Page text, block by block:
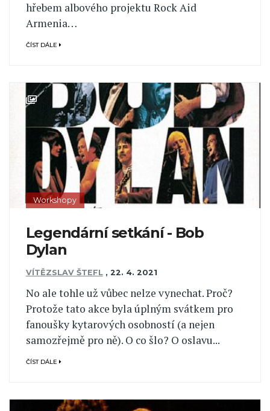
hřebem albového projektu Rock Aid
Armenia…
ČÍST DÁLE
Workshopy
Legendární setkání - Bob
Dylan
VÍTĚZSLAV ŠTEFL , 22. 4. 2021
No ale tohle už vůbec nelze vynechat. Proč?
Protože tato akce byla úplným svátkem pro
fanoušky kytarových osobností (a nejen
samozřejmě pro ně). O co šlo? O oslavu...
ČÍST DÁLE